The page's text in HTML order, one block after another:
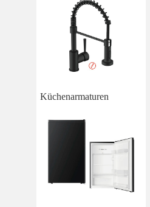
Küchenarmaturen